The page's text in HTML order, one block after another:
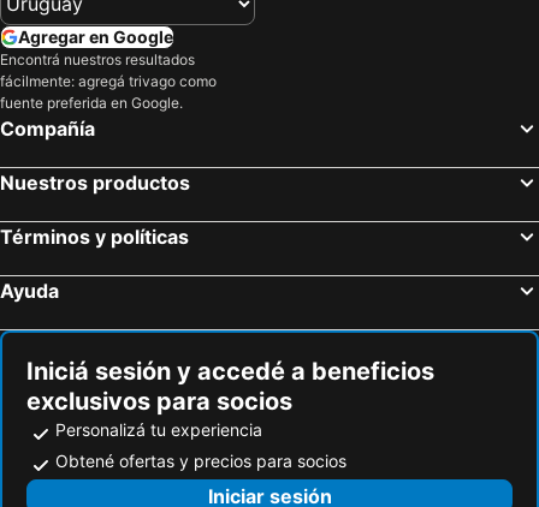
Agregar en Google
Encontrá nuestros resultados
fácilmente: agregá trivago como
fuente preferida en Google.
Compañía
Nuestros productos
Términos y políticas
Ayuda
Iniciá sesión y accedé a beneficios
exclusivos para socios
Personalizá tu experiencia
Obtené ofertas y precios para socios
Iniciar sesión